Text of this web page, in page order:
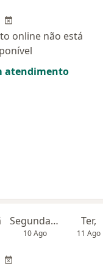
online não está
atendimento
Segunda-feira
10 Ago
Ter,
11 Ago